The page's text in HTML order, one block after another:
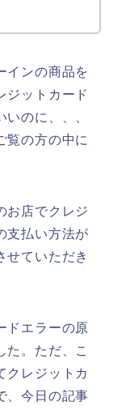
インの商品を
ジットカード
のに、、、
覧の方の中に
お店でクレジ
支払い方法が
せていただき
ドエラーの原
た。ただ、こ
クレジットカ
、今日の記事